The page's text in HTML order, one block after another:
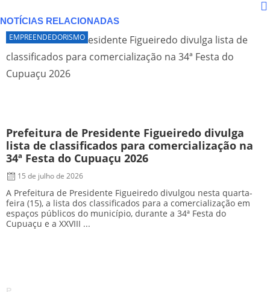
NOTÍCIAS RELACIONADAS
EMPREENDEDORISMO
Prefeitura de Presidente Figueiredo divulga
lista de classificados para comercialização na
34ª Festa do Cupuaçu 2026
15 de julho de 2026
A Prefeitura de Presidente Figueiredo divulgou nesta quarta-
feira (15), a lista dos classificados para a comercialização em
espaços públicos do município, durante a 34ª Festa do
Cupuaçu e a XXVIII ...